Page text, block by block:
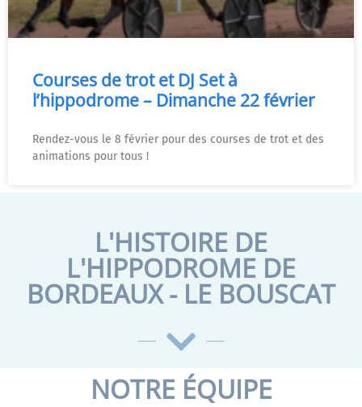
Courses de trot et DJ Set à
l’hippodrome – Dimanche 22 février
Rendez-vous le 8 février pour des courses de trot et des
animations pour tous !
L'HISTOIRE DE
L'HIPPODROME DE
BORDEAUX - LE BOUSCAT
NOTRE ÉQUIPE